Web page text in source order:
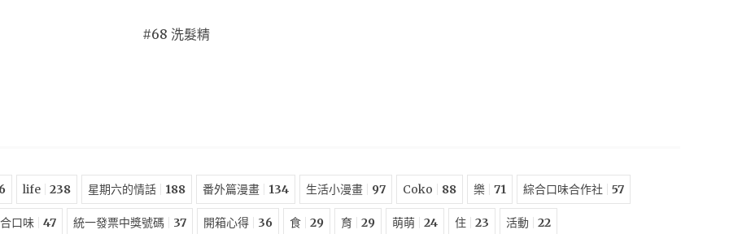
#68 洗髮精
life 238 星期六的情話 188 番外篇漫畫 134 生活小漫畫 97 Coko 88 樂 71 綜合口味合作社 57
口味 47 統一發票中獎號碼 37 開箱心得 36 食 29 育 29 萌萌 24 住 23 活動 22